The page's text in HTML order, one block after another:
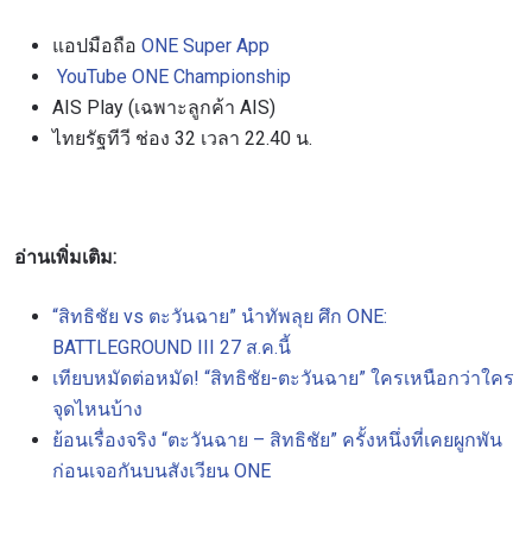
แอปมือถือ ONE Super App
YouTube ONE Championship
AIS Play (เฉพาะลูกค้า AIS)
ไทยรัฐทีวี ช่อง 32 เวลา 22.40 น.
อ่านเพิ่มเติม:
“สิทธิชัย vs ตะวันฉาย” นำทัพลุย ศึก ONE:
BATTLEGROUND III 27 ส.ค.นี้
เทียบหมัดต่อหมัด! “สิทธิชัย-ตะวันฉาย” ใครเหนือกว่าใคร
จุดไหนบ้าง
ย้อนเรื่องจริง “ตะวันฉาย – สิทธิชัย” ครั้งหนึ่งที่เคยผูกพัน
ก่อนเจอกันบนสังเวียน ONE